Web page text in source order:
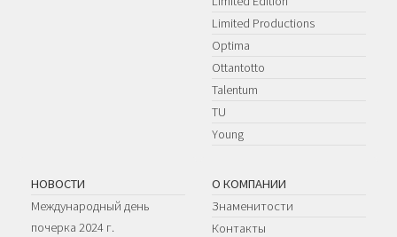
Limited Productions
Optima
Ottantotto
Talentum
TU
Young
НОВОСТИ
Международный день
почерка 2024 г.
О КОМПАНИИ
Знаменитости
Контакты